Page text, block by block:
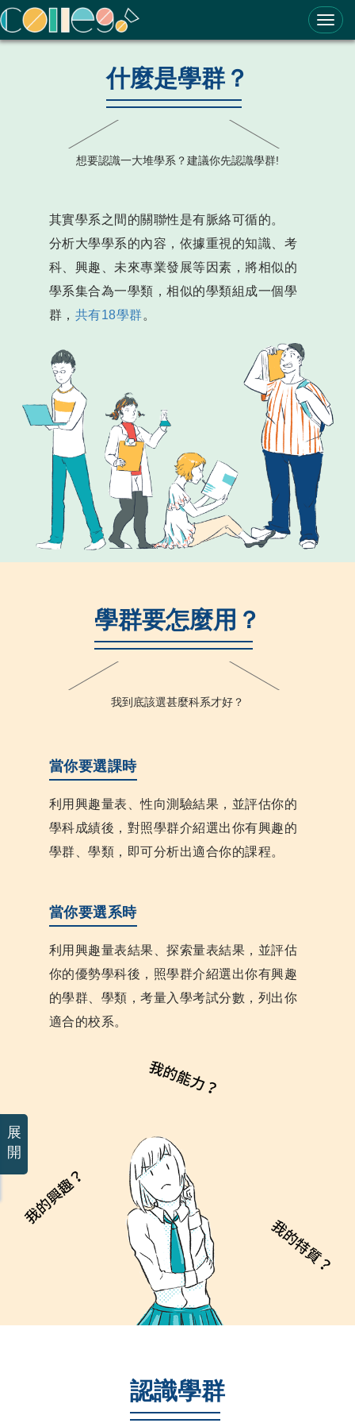
ColleGo! 大學選才與高中育才輔助系統
什麼是學群？
想要認識一大堆學系？建議你先認識學群!
其實學系之間的關聯性是有脈絡可循的。
分析大學學系的內容，依據重視的知識、考
科、興趣、未來專業發展等因素，將相似的
學系集合為一學類，相似的學類組成一個學
群， 共有18學群。
學群要怎麼用？
我到底該選甚麼科系才好？
當你要選課時
利用興趣量表、性向測驗結果，並評估你的
學科成績後，對照學群介紹選出你有興趣的
學群、學類，即可分析出適合你的課程。
當你要選系時
利用興趣量表結果、探索量表結果，並評估
你的優勢學科後，照學群介紹選出你有興趣
的學群、學類，考量入學考試分數，列出你
適合的校系。
認識學群
展
開